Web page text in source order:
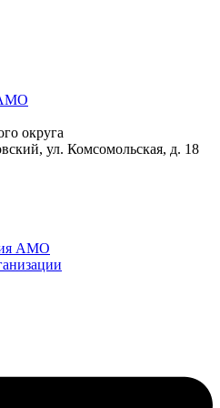
округа
ул. Комсомольская, д. 18
АМО